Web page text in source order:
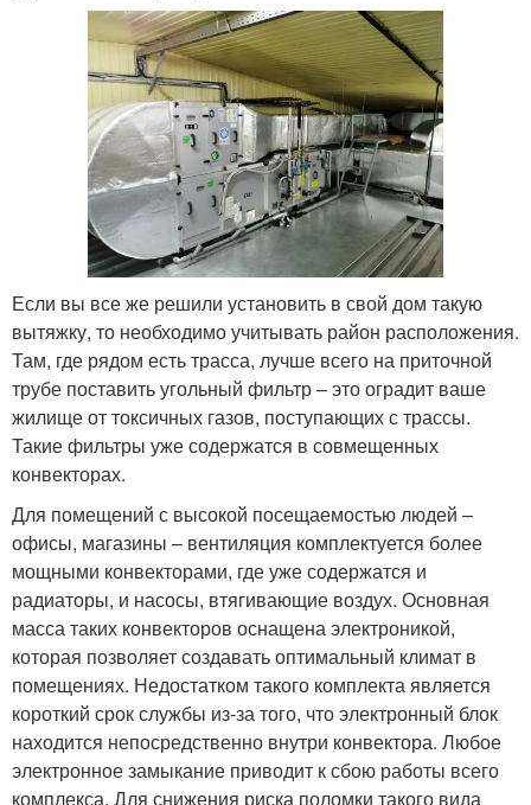
Если вы все же решили установить в свой дом такую
вытяжку, то необходимо учитывать район расположения.
Там, где рядом есть трасса, лучше всего на приточной
трубе поставить угольный фильтр – это оградит ваше
жилище от токсичных газов, поступающих с трассы.
Такие фильтры уже содержатся в совмещенных
конвекторах.
Для помещений с высокой посещаемостью людей –
офисы, магазины – вентиляция комплектуется более
мощными конвекторами, где уже содержатся и
радиаторы, и насосы, втягивающие воздух. Основная
масса таких конвекторов оснащена электроникой,
которая позволяет создавать оптимальный климат в
помещениях. Недостатком такого комплекта является
короткий срок службы из-за того, что электронный блок
находится непосредственно внутри конвектора. Любое
электронное замыкание приводит к сбою работы всего
комплекса. Для снижения риска поломки такого вида